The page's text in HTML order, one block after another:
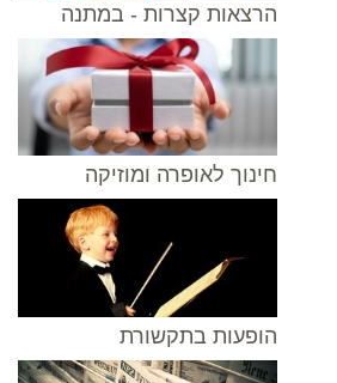
הרצאות קצרות - במתנה
חינוך לאופרה ומוזיקה
הופעות בתקשורת